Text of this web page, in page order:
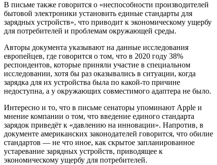
В письме также говорится о «неспособности производителей
бытовой электроники установить единые стандарты для
зарядных устройств», что приводит к экономическому ущербу
для потребителей и проблемам окружающей среды.
Авторы документа указывают на данные исследования
европейцев, где говорится о том, что в 2020 году 38%
респондентов, которые приняли участие в специальном
исследовании, хотя бы раз оказывались в ситуации, когда
зарядка для их устройства была по какой-то причине
недоступна, а у окружающих совместимого адаптера не было.
Интересно и то, что в письме сенаторы упоминают Apple и
мнение компании о том, что введение единого стандарта
зарядок приведёт к «давлению на инновации». Напротив, в
документе американских законодателей говорится, что обилие
стандартов — не что иное, как скрытое запланированное
устаревание зарядных устройств, приводящее к
экономическому ущербу для потребителей.